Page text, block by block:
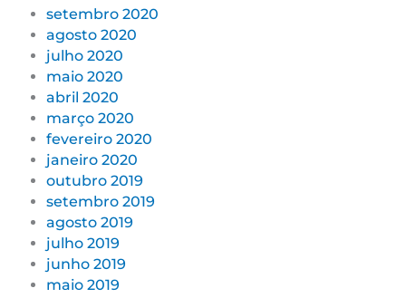
setembro 2020
agosto 2020
julho 2020
maio 2020
abril 2020
março 2020
fevereiro 2020
janeiro 2020
outubro 2019
setembro 2019
agosto 2019
julho 2019
junho 2019
maio 2019